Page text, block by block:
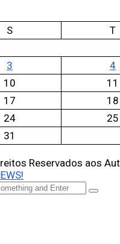
S T
3
4
10
11
17
18
24
25
31
Reservados aos